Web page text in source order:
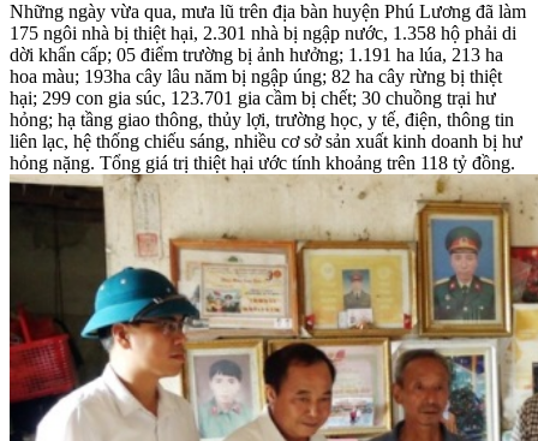
Những ngày vừa qua, mưa lũ trên địa bàn huyện Phú Lương đã làm
175 ngôi nhà bị thiệt hại, 2.301 nhà bị ngập nước, 1.358 hộ phải di
dời khẩn cấp; 05 điểm trường bị ảnh hưởng; 1.191 ha lúa, 213 ha
hoa màu; 193ha cây lâu năm bị ngập úng; 82 ha cây rừng bị thiệt
hại; 299 con gia súc, 123.701 gia cầm bị chết; 30 chuồng trại hư
hỏng; hạ tầng giao thông, thủy lợi, trường học, y tế, điện, thông tin
liên lạc, hệ thống chiếu sáng, nhiều cơ sở sản xuất kinh doanh bị hư
hỏng nặng. Tổng giá trị thiệt hại ước tính khoảng trên 118 tỷ đồng.